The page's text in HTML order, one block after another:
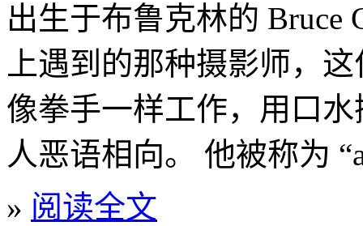
出生于布鲁克林的 Bruce
上遇到的那种摄影师，
像拳手一样工作，用口
人恶语相向。 他被称为
» 阅读全文